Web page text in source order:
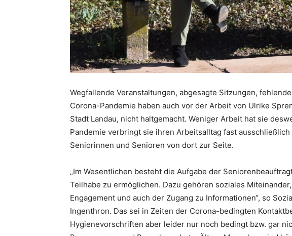
Wegfallende Veranstaltungen, abgesagte Sitzungen,
Corona-Pandemie haben auch vor der Arbeit von Ulrike
Stadt Landau, nicht haltgemacht. Weniger Arbeit hat sie
Pandemie verbringt sie ihren Arbeitsalltag fast
Seniorinnen und Senioren von dort zur Seite.
„Im Wesentlichen besteht die Aufgabe der
Teilhabe zu ermöglichen. Dazu gehören soziales
Engagement und auch der Zugang zu Informationen“, so
Ingenthron. Das sei in Zeiten der Corona-bedingten
Hygienevorschriften aber leider nur noch bedingt bzw. gar